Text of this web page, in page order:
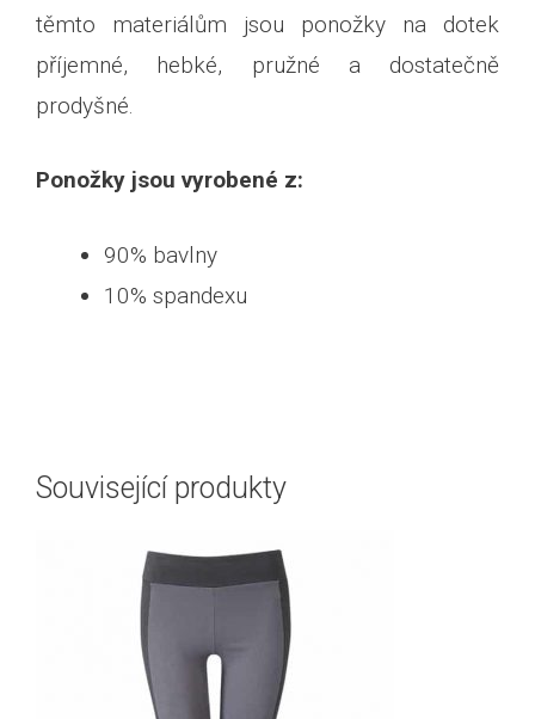
těmto materiálům jsou ponožky na dotek
příjemné, hebké, pružné a dostatečně
prodyšné.
Ponožky jsou vyrobené z:
90% bavlny
10% spandexu
Související produkty